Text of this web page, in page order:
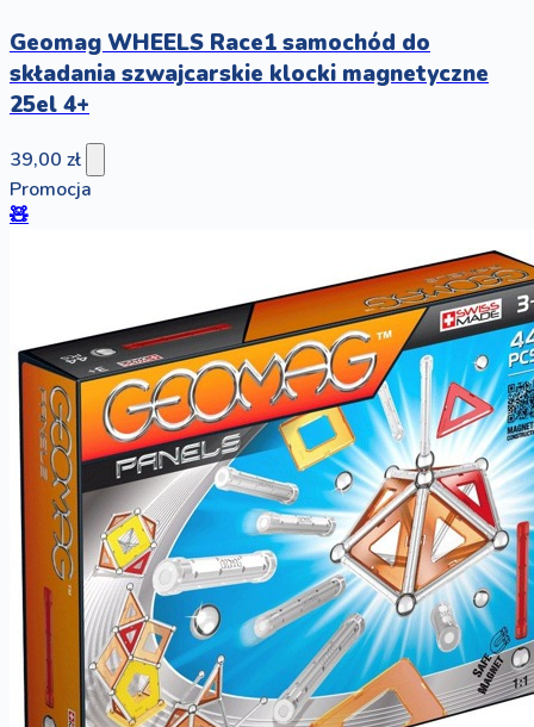
Geomag WHEELS Race1 samochód do
składania szwajcarskie klocki magnetyczne
25el 4+
39,00 zł
Promocja
🧸